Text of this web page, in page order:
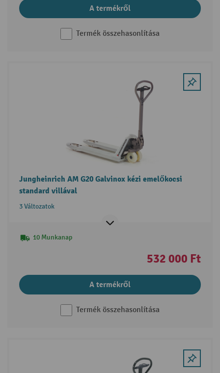
A termékről
Termék összehasonlítása
Jungheinrich AM G20 Galvinox kézi emelőkocsi
standard villával
3 Változatok
10 Munkanap
532 000 Ft
A termékről
Termék összehasonlítása